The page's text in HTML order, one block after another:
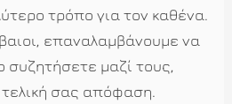
τρόπο για τον καθένα.
επαναλαμβάνουμε να
συζητήσετε μαζί τους,
σας απόφαση.